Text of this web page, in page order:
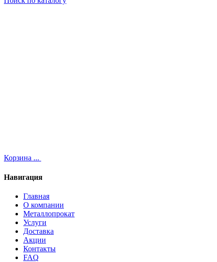
Корзина ...
Навигация
Главная
О компании
Металлопрокат
Услуги
Доставка
Акции
Контакты
FAQ